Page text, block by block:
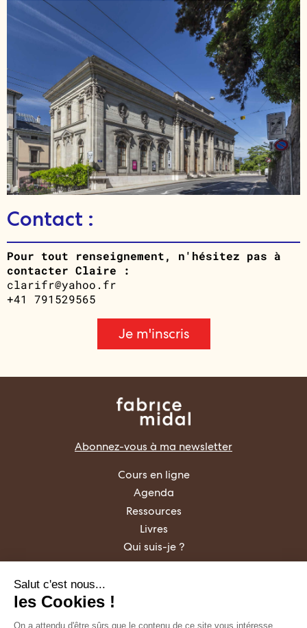
Contact :
Pour tout renseignement, n'hésitez pas à
contacter Claire :
clarifr@yahoo.fr
+41 791529565
Je m'inscris
Abonnez-vous à ma newsletter
Cours en ligne
Agenda
Ressources
Livres
Qui suis-je ?
Salut c'est nous...
les Cookies !
On a attendu d'être sûrs que le contenu de ce site vous intéresse